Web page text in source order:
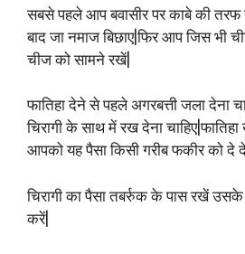
सबसे पहले आप बवासीर पर काबे की
बाद जा नमाज बिछाए|फिर आप जिस भी
चीज को सामने रखें|
फातिहा देने से पहले अगरबत्ती जला देना
चिरागी के साथ में रख देना
आपको यह पैसा किसी गरीब फकीर को दे
चिरागी का पैसा तबर्रुक के पास रखें उसके
करें|